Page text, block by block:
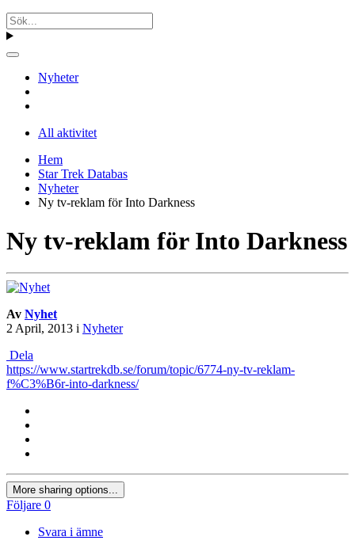
Nyheter
All aktivitet
Hem
Star Trek Databas
Nyheter
Ny tv-reklam för Into Darkness
Ny tv-reklam för Into Darkness
Av Nyhet
2 April, 2013 i Nyheter
Dela
https://www.startrekdb.se/forum/topic/6774-ny-tv-reklam-
f%C3%B6r-into-darkness/
More sharing options...
Följare 0
Svara i ämne